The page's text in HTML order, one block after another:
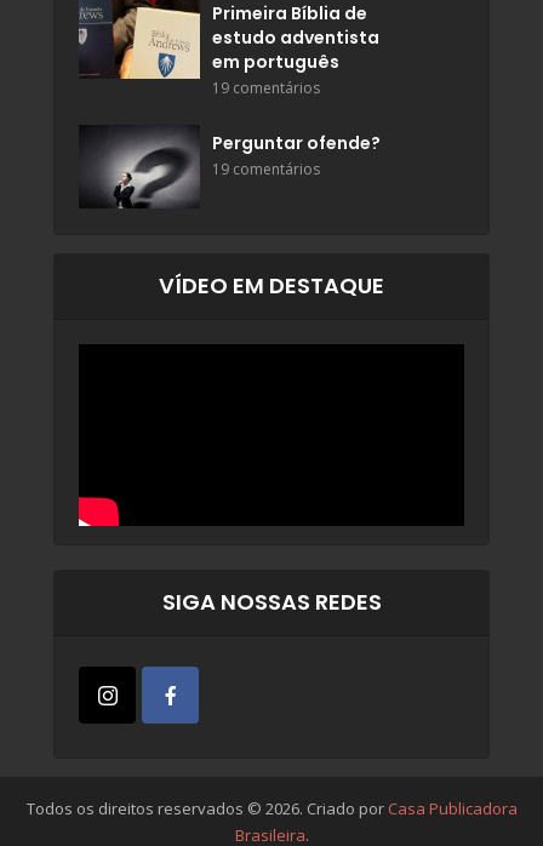
Primeira Bíblia de
estudo adventista
em português
19 comentários
Perguntar ofende?
19 comentários
VÍDEO EM DESTAQUE
SIGA NOSSAS REDES
Todos os direitos reservados © 2026. Criado por Casa Publicadora
Brasileira.